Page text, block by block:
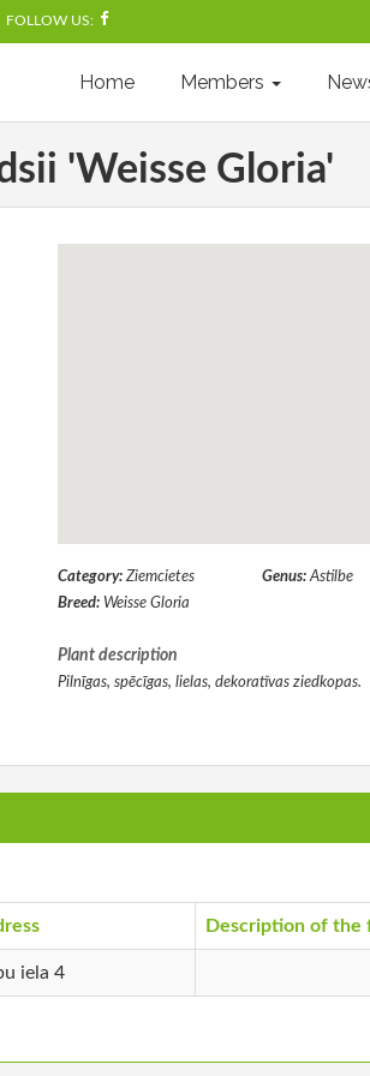
FOLLOW US:
Home Members
'Weisse Gloria'
Category: Ziemcietes Genus: Astilbe
Breed: Weisse Gloria
Plant description
Pilnīgas, spēcīgas, lielas, dekoratīvas ziedkopas.
Description of the
iela 4